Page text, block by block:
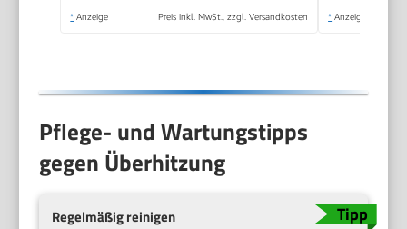
& Trockenrasur für
* Anzeige Preis inkl. MwSt., zzgl. Versandkosten * Anzeige
Pflege- und Wartungstipps
gegen Überhitzung
Regelmäßig reinigen